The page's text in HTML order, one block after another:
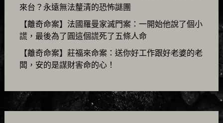
來台？永遠無法釐清的恐怖謎團
【離奇命案】法國羅曼家滅門案：一開始他說了個小
謊，最後為了圓這個謊死了五條人命
【離奇命案】莊福來命案：送你好工作跟好老婆的老
闆，安的是謀財害命的心！